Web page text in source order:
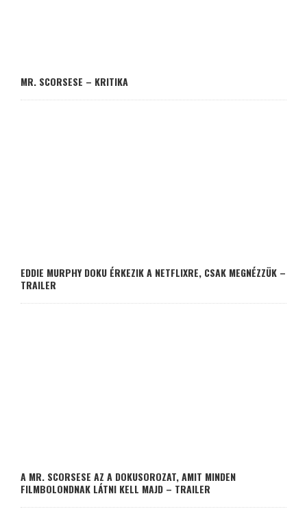
MR. SCORSESE – KRITIKA
EDDIE MURPHY DOKU ÉRKEZIK A NETFLIXRE, CSAK MEGNÉZZÜK –
TRAILER
A MR. SCORSESE AZ A DOKUSOROZAT, AMIT MINDEN
FILMBOLONDNAK LÁTNI KELL MAJD – TRAILER